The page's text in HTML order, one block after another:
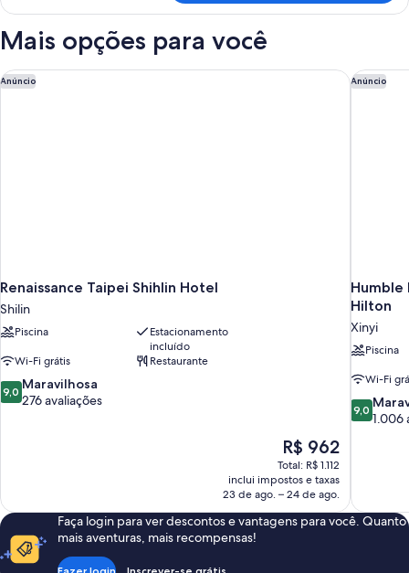
duplo
Mais opções para você
Anúncio
Renaissance Taipei Shihlin Hotel
Shilin
Piscina
Estacionamento
incluído
Wi-Fi grátis
Restaurante
9.0
de
9,0 Maravilhosa
276 avaliações
O
preço
é
de
R$ 962
R$ 962
Total: R$ 1.112
inclui impostos e taxas
23 de ago. – 24 de ago.
Renaissance Taipei Shihlin Hotel Anúncio
Humble
Hilton
Xinyi
Piscina
Wi-Fi
9.0
de
9,0
1.006
Humble
Faça login para ver descontos e vantagens para você. Quanto
mais aventuras, mais recompensas!